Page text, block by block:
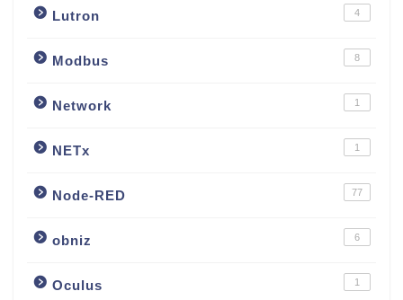
Lutron 4
Modbus 8
Network 1
NETx 1
Node-RED 77
obniz 6
Oculus 1